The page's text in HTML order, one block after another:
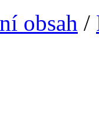
obsah /